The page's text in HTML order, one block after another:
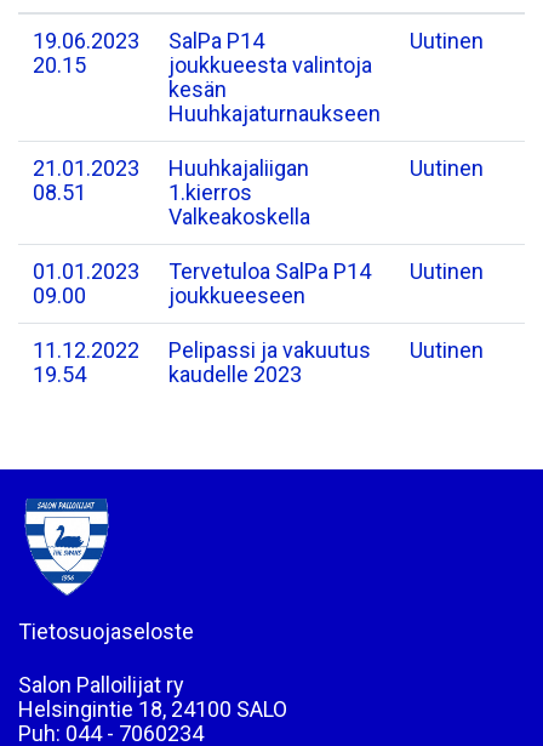
19.06.2023
20.15
SalPa P14
joukkueesta valintoja
kesän
Huuhkajaturnaukseen
Uutinen
21.01.2023
08.51
Huuhkajaliigan
1.kierros
Valkeakoskella
Uutinen
01.01.2023
09.00
Tervetuloa SalPa P14
joukkueeseen
Uutinen
11.12.2022
19.54
Pelipassi ja vakuutus
kaudelle 2023
Uutinen
Tietosuojaseloste
Salon Palloilijat ry
Helsingintie 18, 24100 SALO
Puh: 044 - 7060234